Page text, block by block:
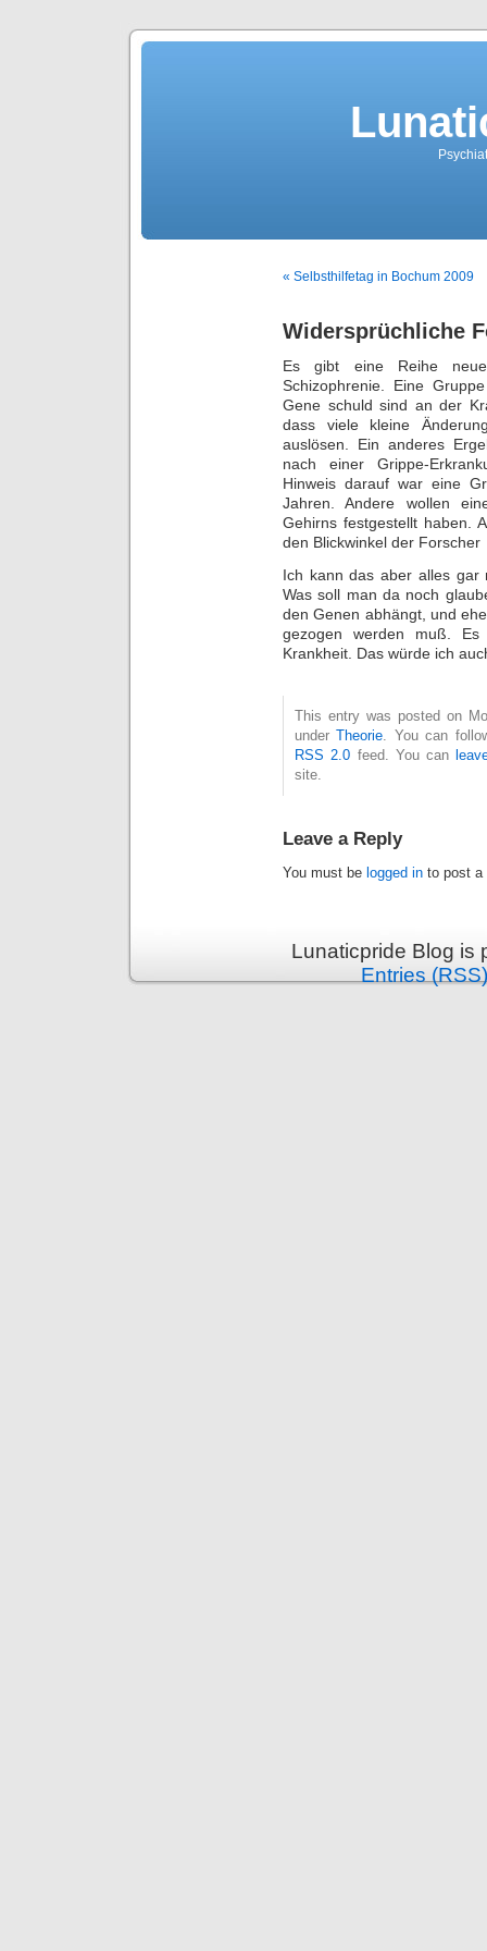
« Selbsthilfetag in Bochum 2009
Widersprüchliche
Es gibt eine Reihe
Schizophrenie. Eine
Gene schuld sind an der
dass viele kleine
auslösen. Ein anderes
nach einer Grippe-
Hinweis darauf war eine
Jahren. Andere wollen
Gehirns festgestellt haben.
den Blickwinkel der Forscher
Ich kann das aber alles gar
Was soll man da noch
den Genen abhängt, und
gezogen werden muß.
Krankheit. Das würde ich
This entry was posted on
underTheorie. You can
RSS 2.0 feed. You can
site.
Leave a Reply
You must be logged in to post a
Lunaticpride Blog is
Entries (RSS)